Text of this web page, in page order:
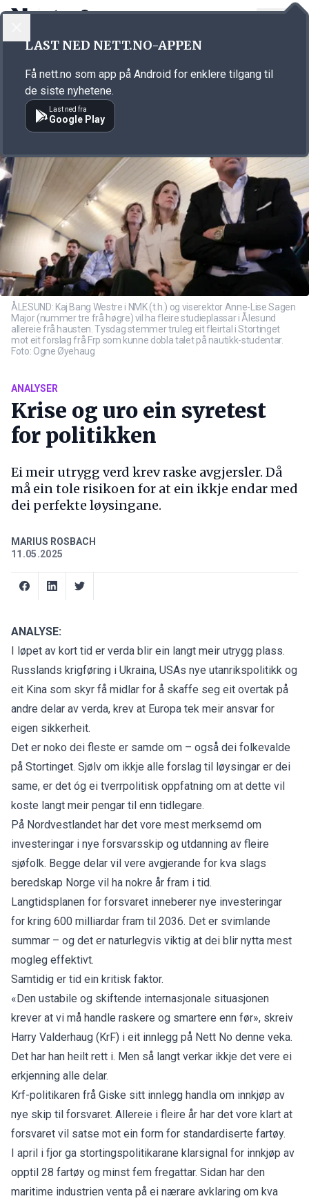
Annonsørinnhold
ÅLESUND: Kaj Bang Westre i NMK (t.h.) og viserektor Anne-Lise Sagen
Major (nummer tre frå høgre) vil ha fleire studieplassar i Ålesund
allereie frå hausten. Tysdag stemmer truleg eit fleirtal i Stortinget
mot eit forslag frå Frp som kunne dobla talet på nautikk-studentar.
Foto: Ogne Øyehaug
ANALYSER
Krise og uro ein syretest
for politikken
Ei meir utrygg verd krev raske avgjersler. Då
må ein tole risikoen for at ein ikkje endar med
dei perfekte løysingane.
MARIUS ROSBACH
11.05.2025
ANALYSE:
I løpet av kort tid er verda blir ein langt meir utrygg plass.
Russlands krigføring i Ukraina, USAs nye utanrikspolitikk og
eit Kina som skyr få midlar for å skaffe seg eit overtak på
andre delar av verda, krev at Europa tek meir ansvar for
eigen sikkerheit.
Det er noko dei fleste er samde om – også dei folkevalde
på Stortinget. Sjølv om ikkje alle forslag til løysingar er dei
same, er det óg ei tverrpolitisk oppfatning om at dette vil
koste langt meir pengar til enn tidlegare.
På Nordvestlandet har det vore mest merksemd om
investeringar i nye forsvarsskip og utdanning av fleire
sjøfolk. Begge delar vil vere avgjerande for kva slags
beredskap Norge vil ha nokre år fram i tid.
Langtidsplanen for forsvaret inneberer nye investeringar
for kring 600 milliardar fram til 2036. Det er svimlande
summar – og det er naturlegvis viktig at dei blir nytta mest
mogleg effektivt.
Samtidig er tid ein kritisk faktor.
«Den ustabile og skiftende internasjonale situasjonen
krever at vi må handle raskere og smartere enn før», skreiv
Harry Valderhaug (KrF) i eit innlegg på Nett No denne veka.
Det har han heilt rett i. Men så langt verkar ikkje det vere ei
erkjenning alle delar.
Krf-politikaren frå Giske sitt innlegg handla om innkjøp av
nye skip til forsvaret. Allereie i fleire år har det vore klart at
forsvaret vil satse mot ein form for standardiserte fartøy.
I april i fjor ga stortingspolitikarane klarsignal for innkjøp av
opptil 28 fartøy og minst fem fregattar. Sidan har den
maritime industrien venta på ei nærare avklaring om kva
LAST NED NETT.NO-APPEN
Få nett.no som app på Android for enklere tilgang til
de siste nyhetene.
Last ned fra
Google Play